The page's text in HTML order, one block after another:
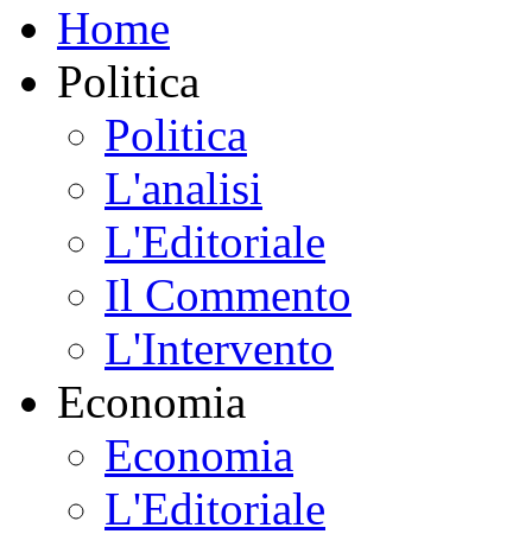
Home
Politica
Politica
L'analisi
L'Editoriale
Il Commento
L'Intervento
Economia
Economia
L'Editoriale